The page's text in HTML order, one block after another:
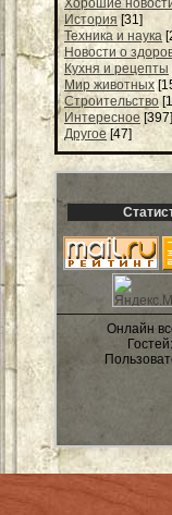
Хорошие
История [31]
Техника и наука
Новости о
Кухня и рецепты
Мир животных
Строительство
Интересное [397]
Другое [47]
Онлайн